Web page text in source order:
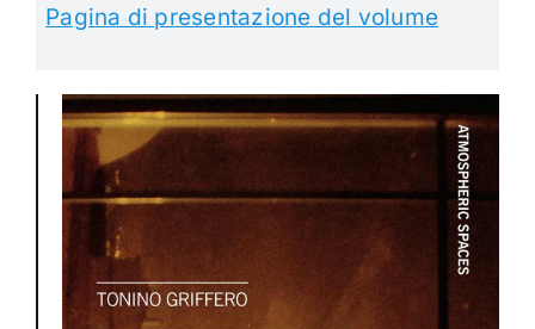
Pagina di presentazione del volume